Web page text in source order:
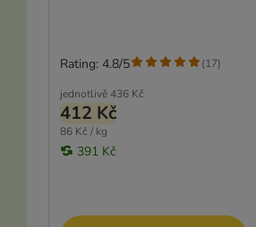
jednotlivě 436 Kč
412 Kč
86 Kč / kg
391 Kč
Rating: 4.8/5 (17)